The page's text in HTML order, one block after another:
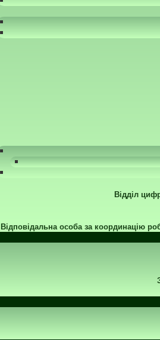
Відділ
Відповідальна особа за координацію